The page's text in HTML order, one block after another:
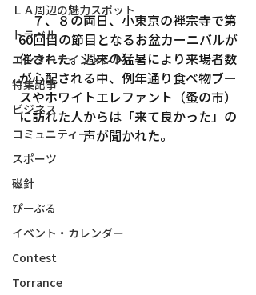
ＬＡ周辺の魅力スポット
トラベル
エンターテインメント
特集記事
ビジネス
コミュニティー
スポーツ
磁針
ぴーぷる
イベント・カレンダー
Contest
Torrance
７、８の両日、小東京の禅宗寺で第
60回目の節目となるお盆カーニバルが
催された。週末の猛暑により来場者数
が心配される中、例年通り食べ物ブー
スやホワイトエレファント（蚤の市）
に訪れた人からは「来て良かった」の
声が聞かれた。